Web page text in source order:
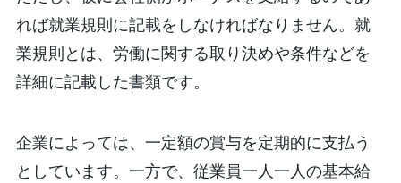
れば就業規則に記載をしなければなりません。就
業規則とは、労働に関する取り決めや条件などを
詳細に記載した書類です。
企業によっては、一定額の賞与を定期的に支払う
としています。一方で、従業員一人一人の基本給